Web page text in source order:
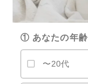
① あなたの年
〜20代